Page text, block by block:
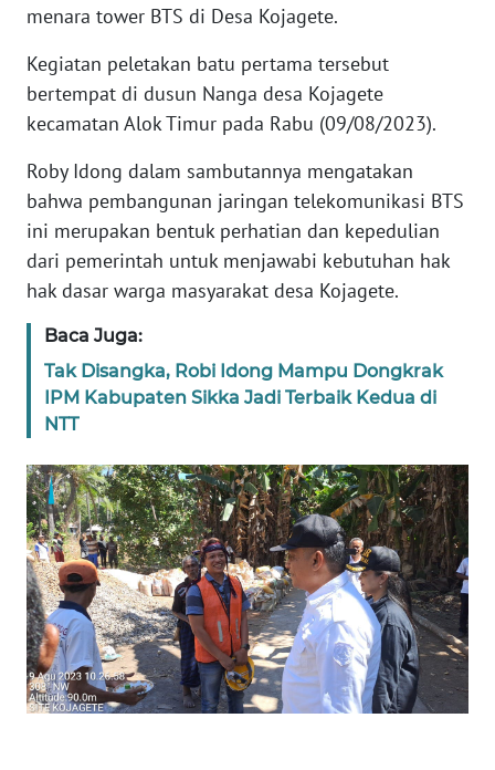
menara tower BTS di Desa Kojagete.
Kegiatan peletakan batu pertama tersebut
bertempat di dusun Nanga desa Kojagete
kecamatan Alok Timur pada Rabu (09/08/2023).
Roby Idong dalam sambutannya mengatakan
bahwa pembangunan jaringan telekomunikasi BTS
ini merupakan bentuk perhatian dan kepedulian
dari pemerintah untuk menjawabi kebutuhan hak
hak dasar warga masyarakat desa Kojagete.
Baca Juga:
Tak Disangka, Robi Idong Mampu Dongkrak
IPM Kabupaten Sikka Jadi Terbaik Kedua di
NTT
WN
WN
PAPUA
WN
PAPUA
BARAT
WN
WN
SERAMBI
JAMBI
WN
SULTRA
WN
NTB
WN